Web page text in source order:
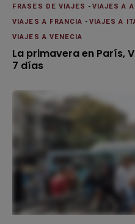
FRASES DE VIAJES -VIAJES A
VIAJES A FRANCIA -VIAJES A
VIAJES A VENECIA
La primavera en París,
7 días